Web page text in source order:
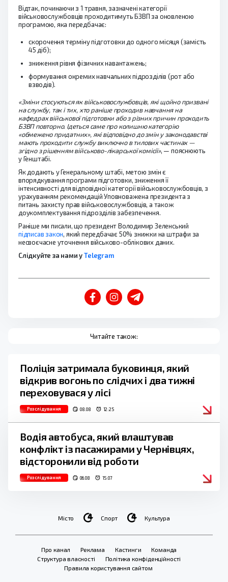
Відтак, починаючи з 1 травня, зазначені категорії
військовослужбовців проходитимуть БЗВП за оновленою
програмою, яка передбачає:
скорочення терміну підготовки до одного місяця (замість
45 діб);
зниження рівня фізичних навантажень;
формування окремих навчальних підрозділів (рот або
взводів).
«Зміни стосуються як військовослужбовців, які щойно призвані
на службу, так і тих, хто раніше проходив навчання на
кафедрах військової підготовки або з різних причин проходить
БЗВП повторно. Ідеться саме про колишню категорію
«обмежено придатних», які відповідно до змін у законодавстві
мають проходити службу виключно в тилових частинах —
згідно з рішенням військово-лікарської комісії», — пояснюють
у Генштабі.
Як додають у Генеральному штабі, метою змін є
впорядкування програми підготовки, зниження її
інтенсивності для відповідної категорії військовослужбовців, з
урахуванням рекомендацій Уповноважена президента з
питань захисту прав військовослужбовців, а також
доукомплектування підрозділів забезпечення.
Раніше ми писали, що президент Володимир Зеленський
підписав закон, який передбачає 50% знижки на штрафи за
несвоєчасне уточнення військово-облікових даних.
Слідкуйте за нами уTelegram
Читайте також:
Поліція затримала буковинця, який
відкрив вогонь по слідчих і два тижні
переховувася у лісі
Розслідування 08.08 12:25
Водія автобуса, який влаштував
конфлікт із пасажирами у Чернівцях,
відсторонили від роботи
Розслідування 06.08 15:07
Місто Спорт Культура
Про канал Реклама Кастинги
Команда
Структура власності
Політика конфіденційності
Правила користування сайтом